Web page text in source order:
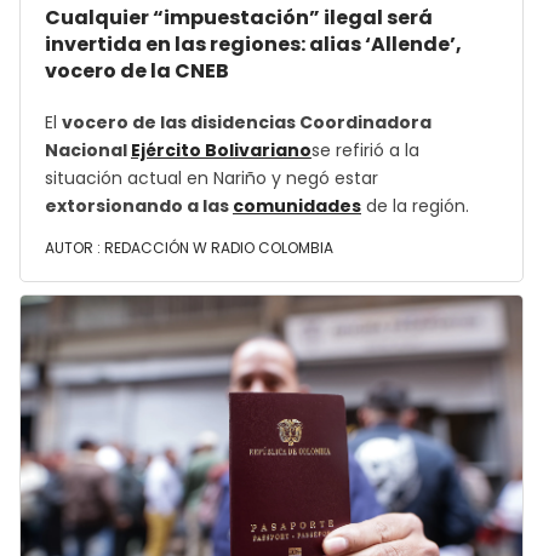
Cualquier “impuestación” ilegal será
invertida en las regiones: alias ‘Allende’,
vocero de la CNEB
El vocero de las disidencias Coordinadora
Nacional Ejército Bolivarianose refirió a la
situación actual en Nariño y negó estar
extorsionando a las comunidades de la región.
AUTOR : REDACCIÓN W RADIO COLOMBIA